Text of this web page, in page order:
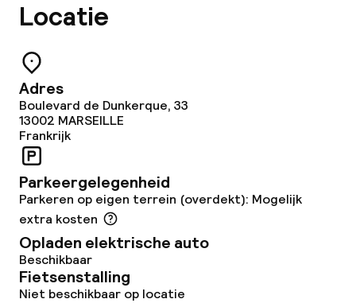
Faciliteiten en diensten voor kinderen
Schoonmaakvoorzieningen
Wasservice
Beleid
Overal rookvrij
Locatie
Adres
Boulevard de Dunkerque, 33
13002 MARSEILLE
Frankrijk
Parkeergelegenheid
Parkeren op eigen terrein (overdekt): Mogelijk
extra kosten
Opladen elektrische auto
Beschikbaar
Fietsenstalling
Niet beschikbaar op locatie